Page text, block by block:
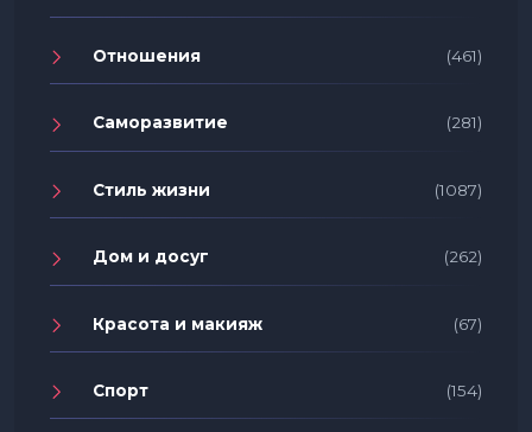
Отношения (461)
Саморазвитие (281)
Стиль жизни (1087)
Дом и досуг (262)
Красота и макияж (67)
Спорт (154)